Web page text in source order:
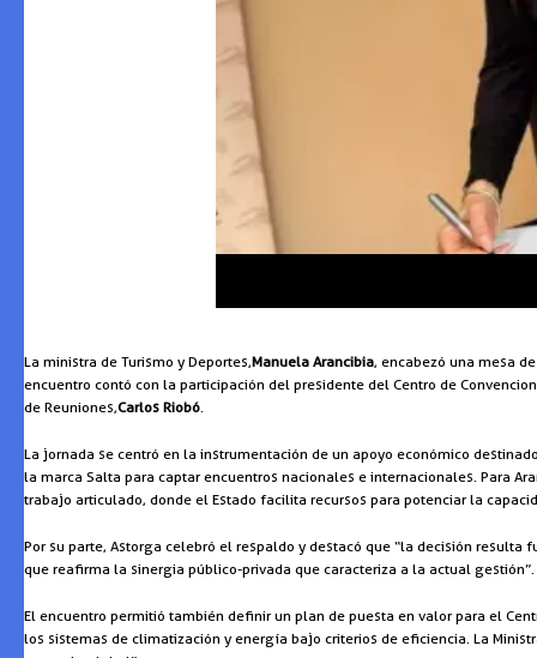
La ministra de Turismo y Deportes,Manuela Arancibia, encabezó una mesa
encuentro contó con la participación del presidente del Centro de
de Reuniones,Carlos Riobó.
La jornada se centró en la instrumentación de un apoyo económico
la marca Salta para captar encuentros nacionales e internacionales. Para
trabajo articulado, donde el Estado facilita recursos para potenciar la
Por su parte, Astorga celebró el respaldo y destacó que “la decisión
que reafirma la sinergia público-privada que caracteriza a la actual gestión”.
El encuentro permitió también definir un plan de puesta en valor para el
los sistemas de climatización y energía bajo criterios de eficiencia. La